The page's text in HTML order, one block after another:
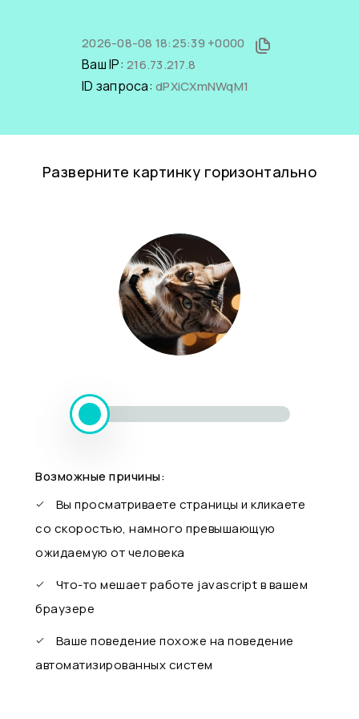
2026-08-08 18:25:39 +0000
Ваш IP: 216.73.217.8
ID запроса: dPXiCXmNWqM1
Разверните картинку горизонтально
Возможные причины:
Вы просматриваете страницы и кликаете
со скоростью, намного превышающую
ожидаемую от человека
Что-то мешает работе javascript в вашем
браузере
Ваше поведение похоже на поведение
автоматизированных систем